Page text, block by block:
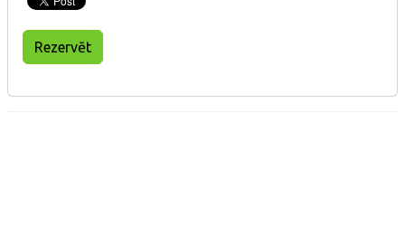
Rezervēt